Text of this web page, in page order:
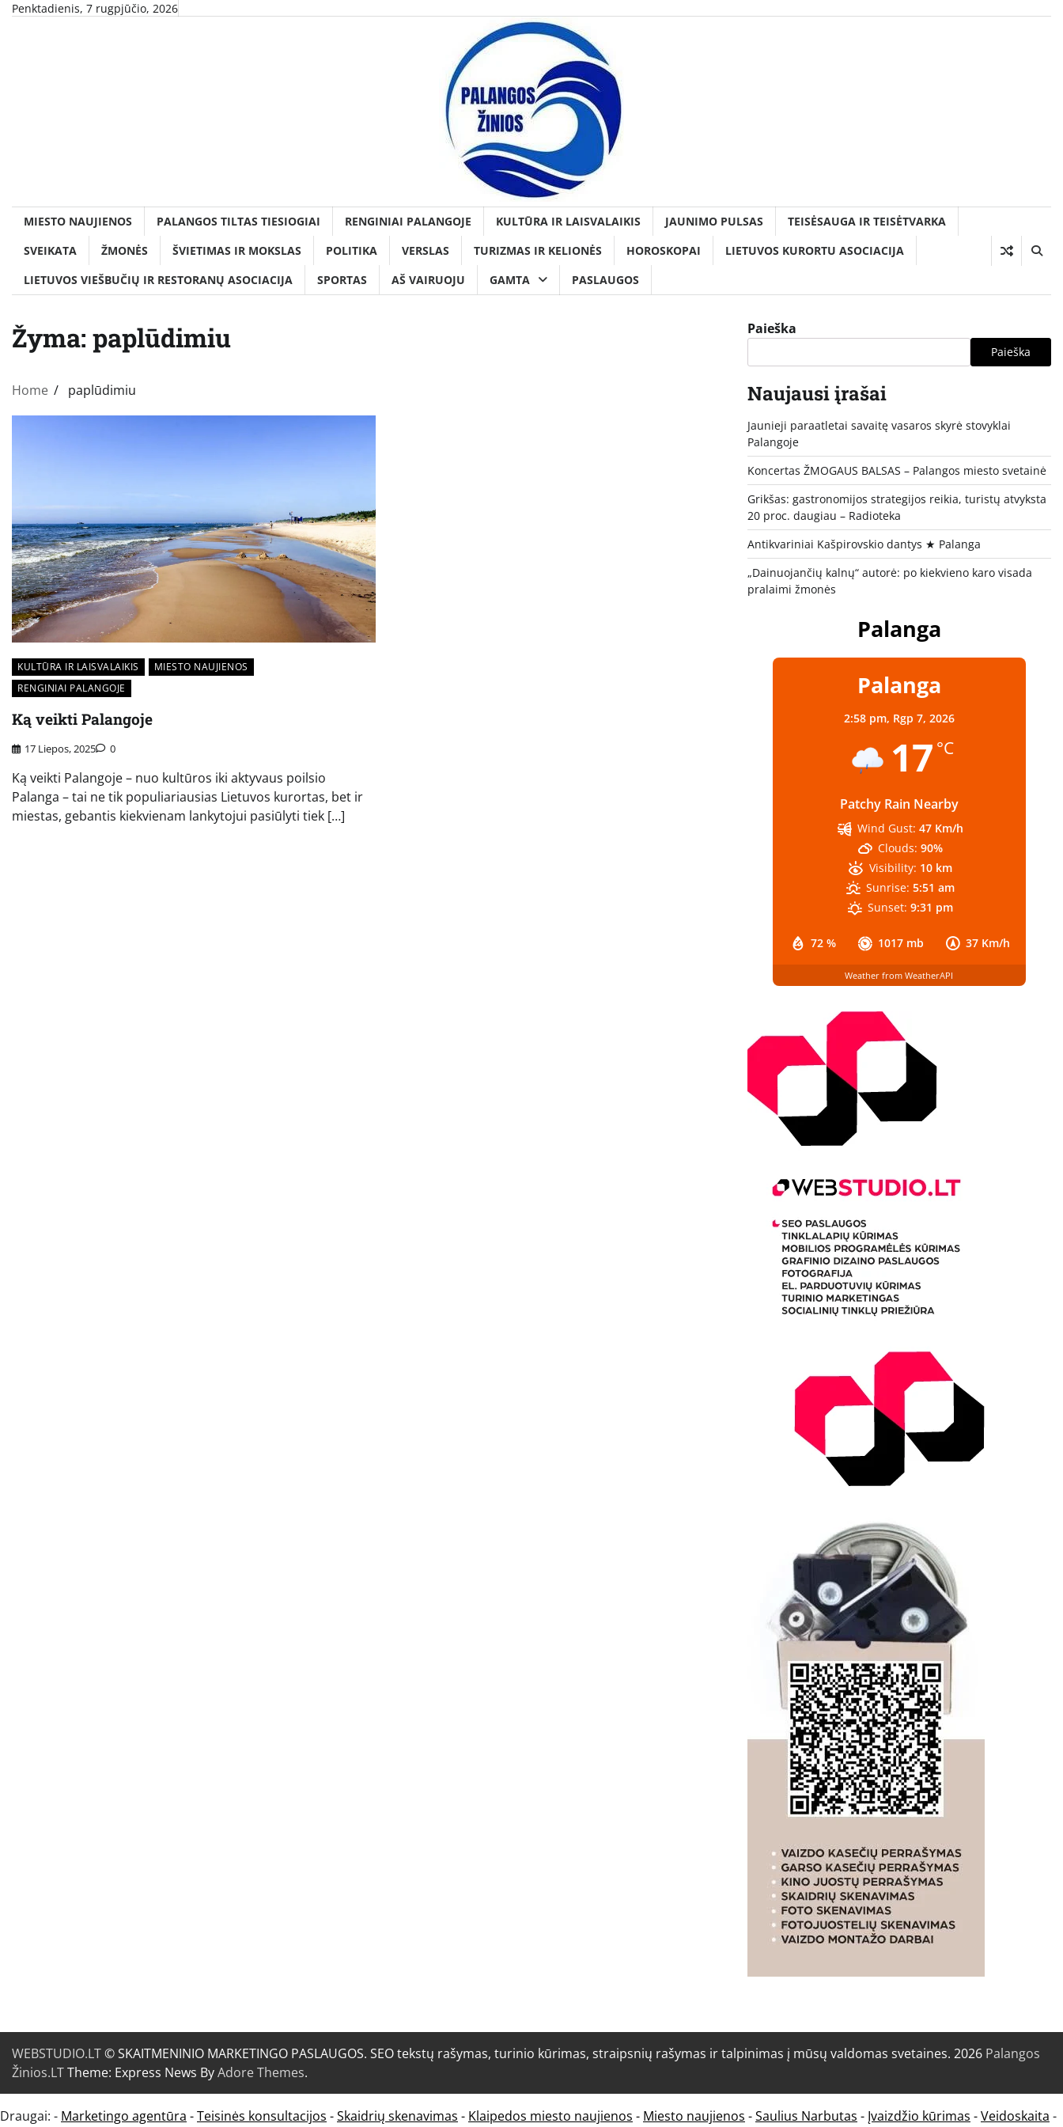
SkipPenktadienis, 7 rugpjūčio, 2026
MIESTO NAUJIENOS PALANGOS TILTAS TIESIOGIAI RENGINIAI PALANGOJE KULTŪRA IR LAISVALAIKIS JAUNIMO PULSAS
TEISĖSAUGA IR TEISĖTVARKA
SVEIKATA
ŽMONĖS ŠVIETIMAS IR MOKSLAS POLITIKA VERSLAS TURIZMAS IR KELIONĖS HOROSKOPAI
LIETUVOS KURORTU ASOCIACIJA
LIETUVOS VIEŠBUČIŲ IR RESTORANŲ ASOCIACIJA
SPORTAS AŠ VAIRUOJU GAMTA PASLAUGOS
Žyma: paplūdimiu
Home paplūdimiu
KULTŪRA IR LAISVALAIKIS
MIESTO NAUJIENOS
RENGINIAI PALANGOJE
Ką veikti Palangoje
17 Liepos, 2025 0
Ką veikti Palangoje – nuo kultūros iki aktyvaus poilsio
Palanga – tai ne tik populiariausias Lietuvos kurortas, bet ir
miestas, gebantis kiekvienam lankytojui pasiūlyti tiek […]
Paieška
Paieška
Naujausi įrašai
Jaunieji paraatletai savaitę vasaros skyrė stovyklai
Palangoje
Koncertas ŽMOGAUS BALSAS – Palangos miesto svetainė
Grikšas: gastronomijos strategijos reikia, turistų atvyksta
20 proc. daugiau – Radioteka
Antikvariniai Kašpirovskio dantys ★ Palanga
„Dainuojančių kalnų“ autorė: po kiekvieno karo visada
pralaimi žmonės
Palanga
Palanga
2:58 pm, Rgp 7, 2026
17 °C
Patchy Rain Nearby
72 % 1017 mb 37 Km/h
Wind Gust: 47 Km/h
Clouds: 90%
Visibility: 10 km
Sunrise: 5:51 am
Sunset: 9:31 pm
Weather from WeatherAPI
WEBSTUDIO.LT© SKAITMENINIO MARKETINGO PASLAUGOS. SEO tekstų rašymas, turinio kūrimas, straipsnių rašymas ir talpinimas į mūsų valdomas svetaines. 2026 Palangos
Žinios.LTTheme: Express News ByAdore Themes.
Draugai: - Marketingo agentūra -Teisinės konsultacijos -Skaidrių skenavimas - Klaipedos miesto naujienos - Miesto naujienos -Saulius Narbutas - Įvaizdžio kūrimas -Veidoskaita -